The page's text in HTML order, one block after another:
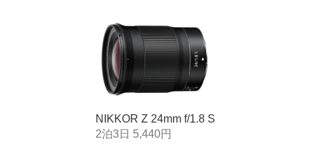
9枚（円形絞り）
電磁絞りによる自動絞り
f/1.8
f/16
アタッチメントサイズ
72mm（P=0.75 mm）
NIKKOR Z 24mm f/1.8 S
2泊3日 5,440円